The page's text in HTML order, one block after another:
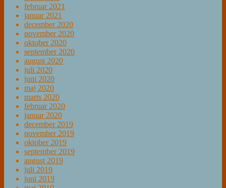
februar 2021
januar 2021
december 2020
november 2020
oktober 2020
september 2020
august 2020
juli 2020
juni 2020
maj 2020
marts 2020
februar 2020
januar 2020
december 2019
november 2019
oktober 2019
september 2019
august 2019
juli 2019
juni 2019